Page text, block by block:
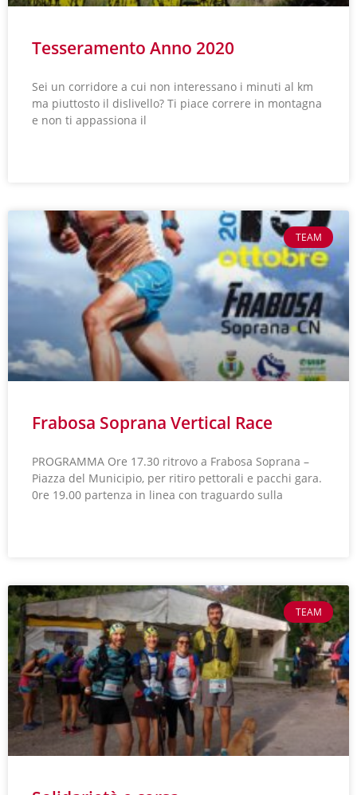
Tesseramento Anno 2020
Sei un corridore a cui non interessano i minuti al km
ma piuttosto il dislivello? Ti piace correre in montagna
e non ti appassiona il
TEAM
Frabosa Soprana Vertical Race
PROGRAMMA Ore 17.30 ritrovo a Frabosa Soprana –
Piazza del Municipio, per ritiro pettorali e pacchi gara.
0re 19.00 partenza in linea con traguardo sulla
TEAM